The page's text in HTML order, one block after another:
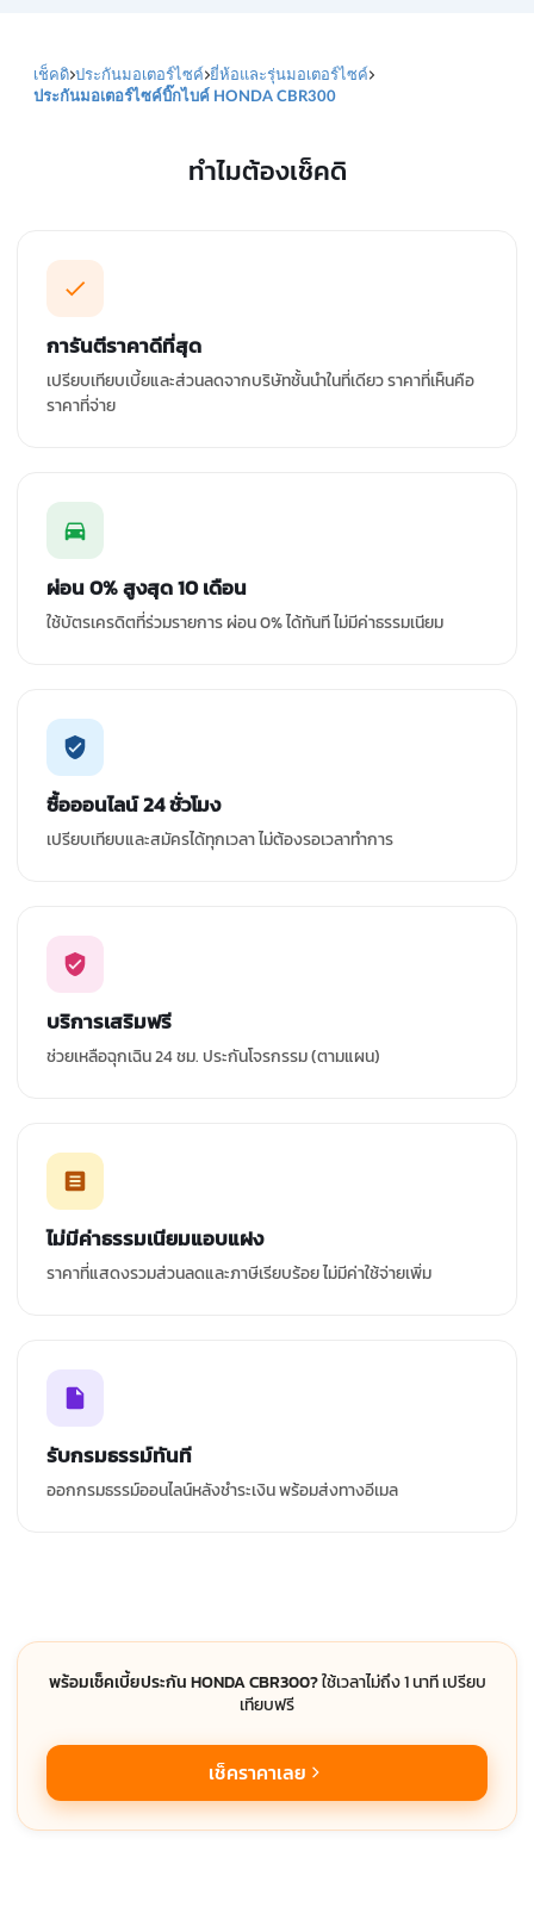
เช็คดิ ประกันมอเตอร์ไซค์ ยี่ห้อและรุ่นมอเตอร์ไซค์
ประกันมอเตอร์ไซค์บิ๊กไบค์ HONDA CBR300
ทำไมต้องเช็คดิ
การันตีราคาดีที่สุด
เปรียบเทียบเบี้ยและส่วนลดจากบริษัทชั้นนำในที่เดียว ราคาที่เห็นคือ
ราคาที่จ่าย
ผ่อน 0% สูงสุด 10 เดือน
ใช้บัตรเครดิตที่ร่วมรายการ ผ่อน 0% ได้ทันที ไม่มีค่าธรรมเนียม
ซื้อออนไลน์ 24 ชั่วโมง
เปรียบเทียบและสมัครได้ทุกเวลา ไม่ต้องรอเวลาทำการ
บริการเสริมฟรี
ช่วยเหลือฉุกเฉิน 24 ชม. ประกันโจรกรรม (ตามแผน)
ไม่มีค่าธรรมเนียมแอบแฝง
ราคาที่แสดงรวมส่วนลดและภาษีเรียบร้อย ไม่มีค่าใช้จ่ายเพิ่ม
รับกรมธรรม์ทันที
ออกกรมธรรม์ออนไลน์หลังชำระเงิน พร้อมส่งทางอีเมล
พร้อมเช็คเบี้ยประกัน HONDA CBR300?ใช้เวลาไม่ถึง 1 นาที เปรียบ
เทียบฟรี
เช็คราคาเลย